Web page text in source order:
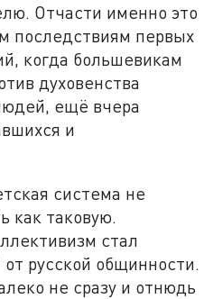
Отчасти именно это
последствиям первых
когда большевикам
духовенства
ещё вчера
и
система не
как таковую.
стал
русской общинности.
не сразу и отнюдь